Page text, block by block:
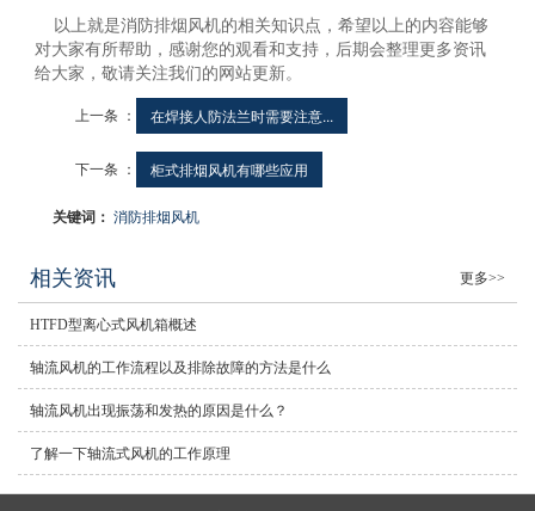
以上就是消防排烟风机的相关知识点，希望以上的内容能够
对大家有所帮助，感谢您的观看和支持，后期会整理更多资讯
给大家，敬请关注我们的网站更新。
上一条 ： 在焊接人防法兰时需要注意...
下一条 ： 柜式排烟风机有哪些应用
关键词：消防排烟风机
相关资讯 更多>>
HTFD型离心式风机箱概述
轴流风机的工作流程以及排除故障的方法是什么
轴流风机出现振荡和发热的原因是什么？
了解一下轴流式风机的工作原理